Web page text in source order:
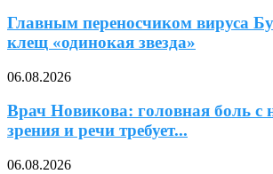
Главным переносчиком вируса
клещ «одинокая звезда»
06.08.2026
Врач Новикова: головная боль с
зрения и речи требует...
06.08.2026